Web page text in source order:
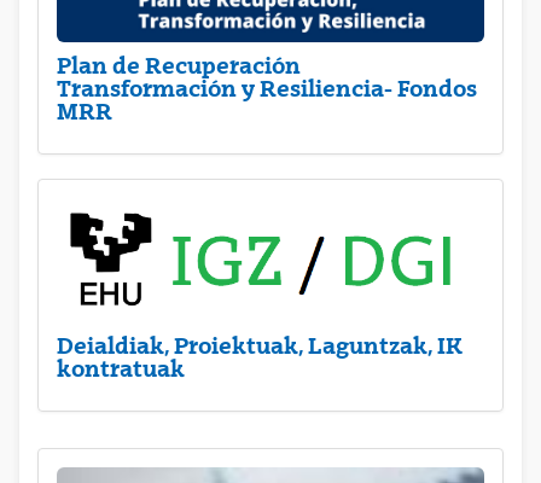
Plan de Recuperación
Transformación y Resiliencia- Fondos
MRR
Deialdiak, Proiektuak, Laguntzak, IK
kontratuak